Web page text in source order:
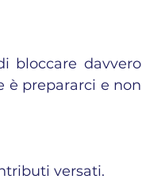
bloccare davvero
è prepararci e non
versati.